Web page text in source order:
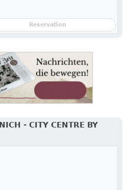
Reservation
- CITY CENTRE BY